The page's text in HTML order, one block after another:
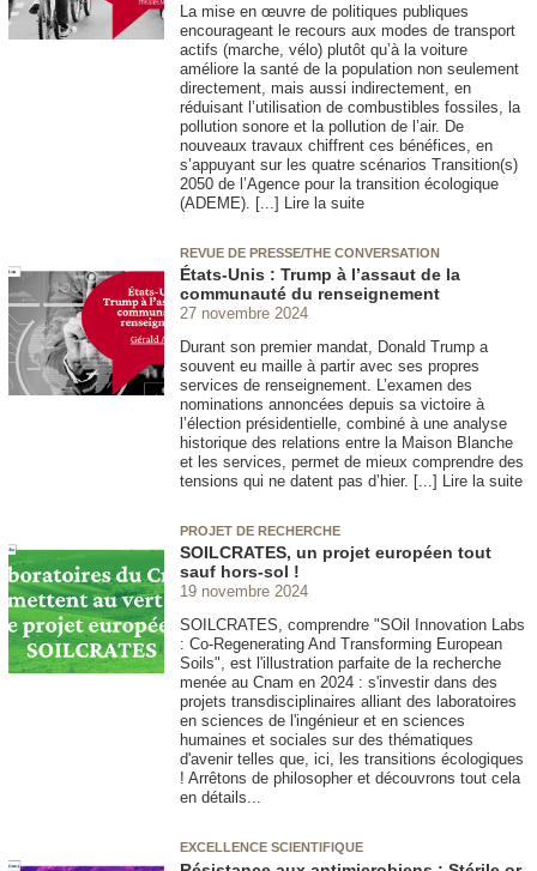
La mise en œuvre de politiques publiques
encourageant le recours aux modes de transport
actifs (marche, vélo) plutôt qu’à la voiture
améliore la santé de la population non seulement
directement, mais aussi indirectement, en
réduisant l’utilisation de combustibles fossiles, la
pollution sonore et la pollution de l’air. De
nouveaux travaux chiffrent ces bénéfices, en
s’appuyant sur les quatre scénarios Transition(s)
2050 de l’Agence pour la transition écologique
(ADEME). [...] Lire la suite
REVUE DE PRESSE/THE CONVERSATION
États-Unis : Trump à l’assaut de la
communauté du renseignement
27 novembre 2024
Durant son premier mandat, Donald Trump a
souvent eu maille à partir avec ses propres
services de renseignement. L’examen des
nominations annoncées depuis sa victoire à
l’élection présidentielle, combiné à une analyse
historique des relations entre la Maison Blanche
et les services, permet de mieux comprendre des
tensions qui ne datent pas d’hier. [...] Lire la suite
PROJET DE RECHERCHE
SOILCRATES, un projet européen tout
sauf hors-sol !
19 novembre 2024
SOILCRATES, comprendre "SOil Innovation Labs
: Co-Regenerating And Transforming European
Soils", est l'illustration parfaite de la recherche
menée au Cnam en 2024 : s'investir dans des
projets transdisciplinaires alliant des laboratoires
en sciences de l'ingénieur et en sciences
humaines et sociales sur des thématiques
d'avenir telles que, ici, les transitions écologiques
! Arrêtons de philosopher et découvrons tout cela
en détails...
EXCELLENCE SCIENTIFIQUE